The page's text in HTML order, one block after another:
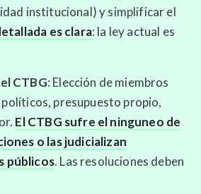
institucional) y simplificar el
es clara: la ley actual es
CTBG: Elección de miembros
presupuesto propio,
El CTBG sufre el ninguneo de
o las judicializan
públicos. Las resoluciones deben